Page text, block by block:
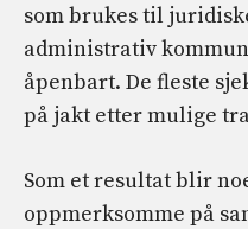
som brukes til
administrativ
åpenbart. De fleste
på jakt etter mulige
Som et resultat blir
oppmerksomme på